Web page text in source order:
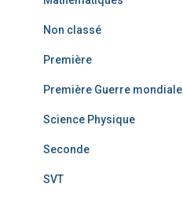
Non classé
Première
Première Guerre mondiale
Science Physique
Seconde
SVT